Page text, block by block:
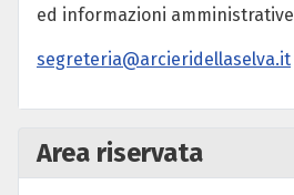
ed informazioni amministrative
segreteria@arcieridellaselva.it
Area riservata